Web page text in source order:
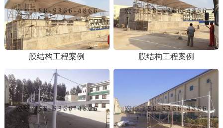
膜结构工程案例 膜结构工程案例